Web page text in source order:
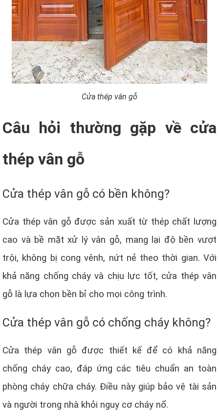
Cửa thép vân gỗ
Câu hỏi thường gặp về cửa
thép vân gỗ
Cửa thép vân gỗ có bền không?
Cửa thép vân gỗ được sản xuất từ thép chất lượng
cao và bề mặt xử lý vân gỗ, mang lại độ bền vượt
trội, không bị cong vênh, nứt nẻ theo thời gian. Với
khả năng chống cháy và chịu lực tốt, cửa thép vân
gỗ là lựa chọn bền bỉ cho mọi công trình.
Cửa thép vân gỗ có chống cháy không?
Cửa thép vân gỗ được thiết kế để có khả năng
chống cháy cao, đáp ứng các tiêu chuẩn an toàn
phòng cháy chữa cháy. Điều này giúp bảo vệ tài sản
và người trong nhà khỏi nguy cơ cháy nổ.